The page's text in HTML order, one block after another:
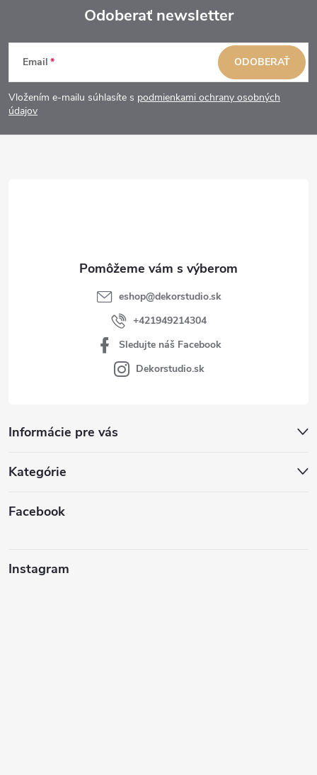
Z
á
p
Odoberať newsletter
Email
Vložením e-mailu súhlasíte s podmienkami ochrany osobných
údajov
ODOBERAŤ
Informácie pre vás
Kategórie
Facebook
Instagram
eshop@dekorstudio.sk
+421949214304
Sledujte náš Facebook
Dekorstudio.sk